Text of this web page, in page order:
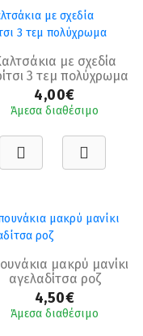
με σχεδία
3 τεμ πολύχρωμα
4,00€
Άμεσα διαθέσιμο
μακρύ μανίκι
αγελαδίτσα ροζ
4,50€
Άμεσα διαθέσιμο